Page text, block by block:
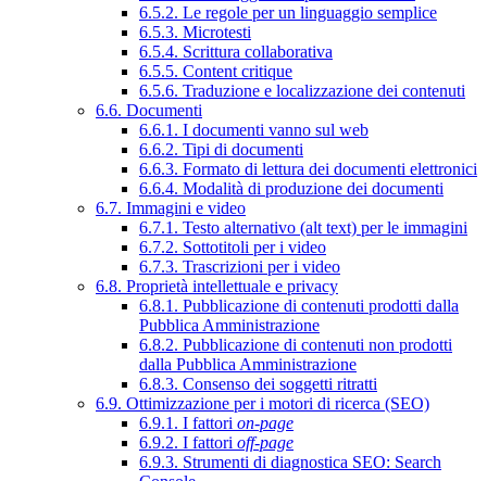
6.5.2. Le regole per un linguaggio semplice
6.5.3. Microtesti
6.5.4. Scrittura collaborativa
6.5.5. Content critique
6.5.6. Traduzione e localizzazione dei contenuti
6.6. Documenti
6.6.1. I documenti vanno sul web
6.6.2. Tipi di documenti
6.6.3. Formato di lettura dei documenti elettronici
6.6.4. Modalità di produzione dei documenti
6.7. Immagini e video
6.7.1. Testo alternativo (alt text) per le immagini
6.7.2. Sottotitoli per i video
6.7.3. Trascrizioni per i video
6.8. Proprietà intellettuale e privacy
6.8.1. Pubblicazione di contenuti prodotti dalla
Pubblica Amministrazione
6.8.2. Pubblicazione di contenuti non prodotti
dalla Pubblica Amministrazione
6.8.3. Consenso dei soggetti ritratti
6.9. Ottimizzazione per i motori di ricerca (SEO)
6.9.1. I fattori on-page
6.9.2. I fattori off-page
6.9.3. Strumenti di diagnostica SEO: Search